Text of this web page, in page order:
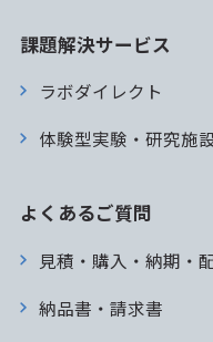
課題解決サービス
ラボダイレクト
体験型実験・研究施
よくあるご質問
見積・購入・納期・
納品書・請求書